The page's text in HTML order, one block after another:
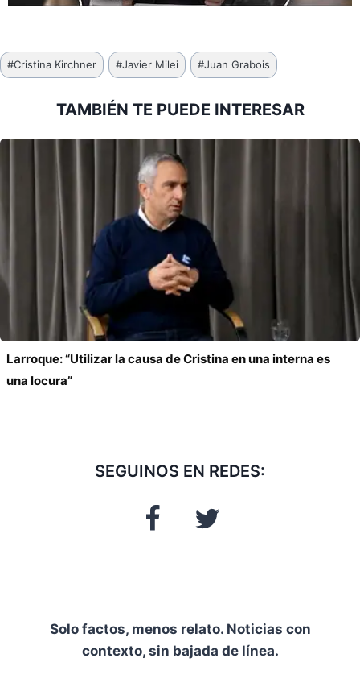
Etiquetas
de
#Cristina Kirchner #Javier Milei #Juan Grabois
TAMBIÉN TE PUEDE INTERESAR
Larroque: “Utilizar la causa de Cristina en una interna es
una locura”
SEGUINOS EN REDES:
Solo factos, menos relato. Noticias con
contexto, sin bajada de línea.